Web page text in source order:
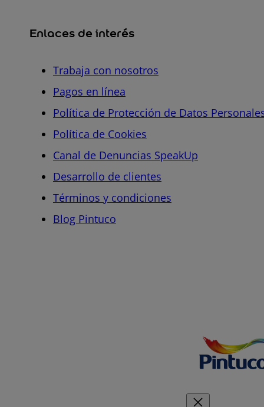
Enlaces de interés
Trabaja con nosotros
Pagos en línea
Política de Protección de Datos
Política de Cookies
Canal de Denuncias SpeakUp
Desarrollo de clientes
Términos y condiciones
Blog Pintuco